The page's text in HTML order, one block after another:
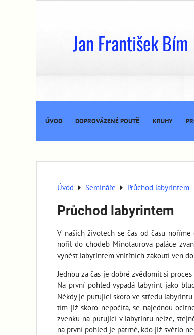
Jan František Bím
ÚVOD DOPROVÁZENÉ POUTĚ KRUHY
Úvod Semináře Průchod labyrintem
Průchod labyrintem
V našich životech se čas od času
nořil do chodeb Minotaurova paláce
vynést labyrintem vnitřních zákoutí ven
Jednou za čas je dobré zvědomit si
Na první pohled vypadá labyrint jako
Někdy je putující skoro ve středu
tím již skoro nepočítá, se najednou
zvenku na putující v labyrintu nelze,
na první pohled je patrné, kdo již světlo